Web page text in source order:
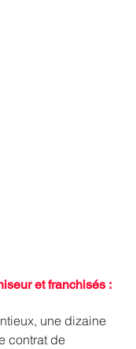
et franchisés :
une dizaine
contrat de